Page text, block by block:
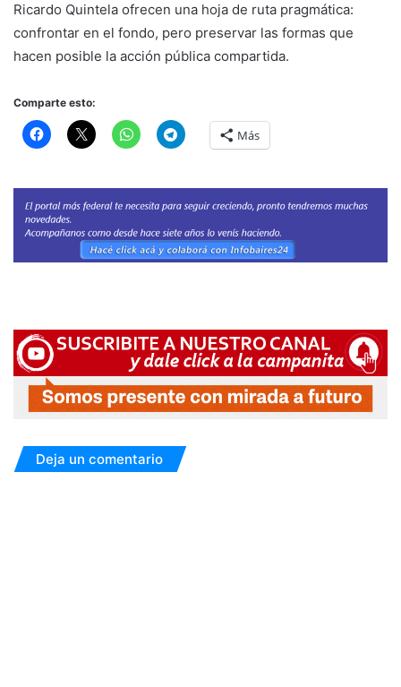
Ricardo Quintela ofrecen una hoja de ruta pragmática:
confrontar en el fondo, pero preservar las formas que
hacen posible la acción pública compartida.
Comparte esto:
Más
Deja un comentario